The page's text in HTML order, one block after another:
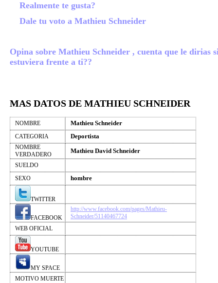
Realmente te gusta?
Dale tu voto a Mathieu Schneider
Opina sobre Mathieu Schneider , cuenta que le dirias
estuviera frente a ti??
MAS DATOS DE MATHIEU SCHNEIDER
NOMBRE Mathieu Schneider
CATEGORIA Deportista
NOMBRE
VERDADERO
Mathieu David Schneider
SUELDO
SEXO
hombre
TWITTER
FACEBOOK
http://www.facebook.com/pages/Mathieu-
Schneider/51140467724
WEB OFICIAL
YOUTUBE
MY SPACE
MOTIVO MUERTE